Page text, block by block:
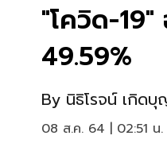
"โควิด-
49.59%
By นิธิโรจน์ เกิ
08 ส.ค. 64 | 02:51 น.